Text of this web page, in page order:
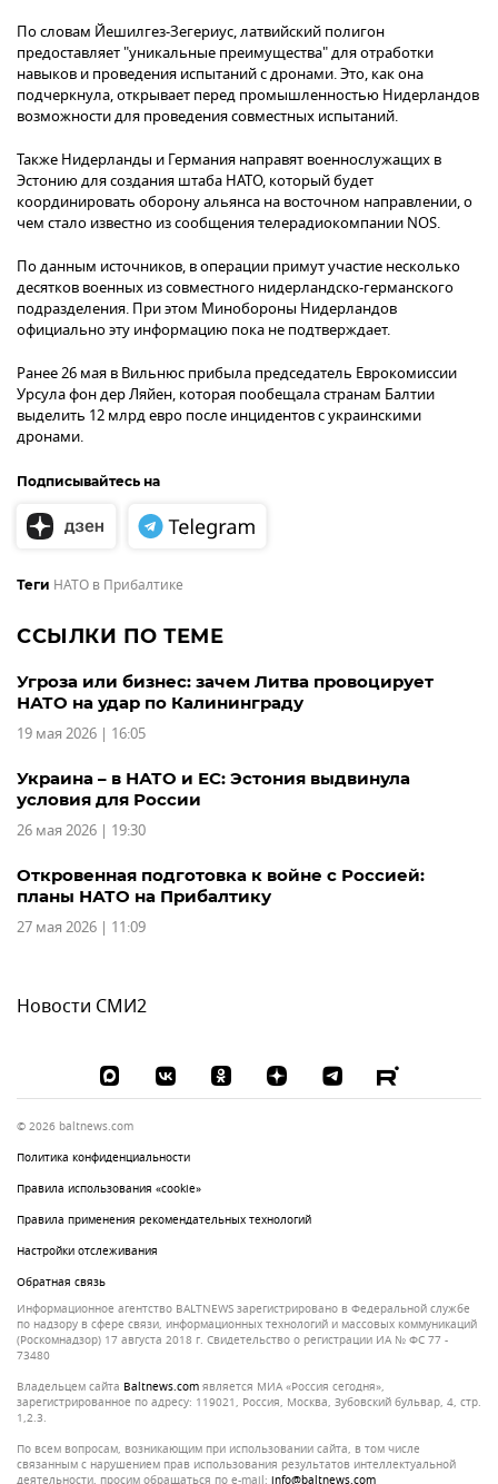
По словам Йешилгез-Зегериус, латвийский полигон
предоставляет "уникальные преимущества" для отработки
навыков и проведения испытаний с дронами. Это, как она
подчеркнула, открывает перед промышленностью Нидерландов
возможности для проведения совместных испытаний.
Также Нидерланды и Германия направят военнослужащих в
Эстонию для создания штаба НАТО, который будет
координировать оборону альянса на восточном направлении, о
чем стало известно из сообщения телерадиокомпании NOS.
По данным источников, в операции примут участие несколько
десятков военных из совместного нидерландско-германского
подразделения. При этом Минобороны Нидерландов
официально эту информацию пока не подтверждает.
Ранее 26 мая в Вильнюс прибыла председатель Еврокомиссии
Урсула фон дер Ляйен, которая пообещала странам Балтии
выделить 12 млрд евро после инцидентов с украинскими
дронами.
Подписывайтесь на
Теги НАТО в Прибалтике
ССЫЛКИ ПО ТЕМЕ
Угроза или бизнес: зачем Литва провоцирует
НАТО на удар по Калининграду
19 мая 2026 | 16:05
Украина – в НАТО и ЕС: Эстония выдвинула
условия для России
26 мая 2026 | 19:30
Откровенная подготовка к войне с Россией:
планы НАТО на Прибалтику
27 мая 2026 | 11:09
Новости СМИ2
© 2026 baltnews.com
Политика конфиденциальности
Правила использования «cookie»
Правила применения рекомендательных технологий
Настройки отслеживания
Обратная связь
Информационное агентство BALTNEWS зарегистрировано в Федеральной службе
по надзору в сфере связи, информационных технологий и массовых коммуникаций
(Роскомнадзор) 17 августа 2018 г. Свидетельство о регистрации ИА № ФС 77 -
73480
Владельцем сайта
baltnews.com является МИА «Россия сегодня»,
зарегистрированное по адресу: 119021, Россия, Москва, Зубовский бульвар, 4, стр.
1,2.3.
По всем вопросам, возникающим при использовании сайта, в том числе
связанным с нарушением прав использования результатов интеллектуальной
деятельности, просим обращаться по e-mail: info@baltnews.com